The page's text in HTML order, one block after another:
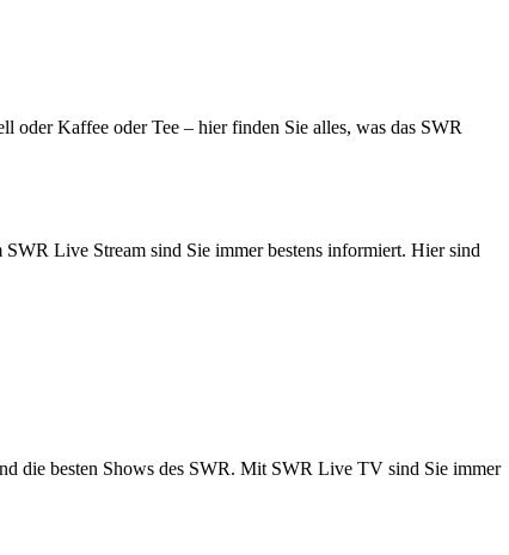
Kaffee oder Tee – hier finden Sie alles, was das SWR
Live Stream sind Sie immer bestens informiert. Hier sind
die besten Shows des SWR. Mit SWR Live TV sind Sie immer